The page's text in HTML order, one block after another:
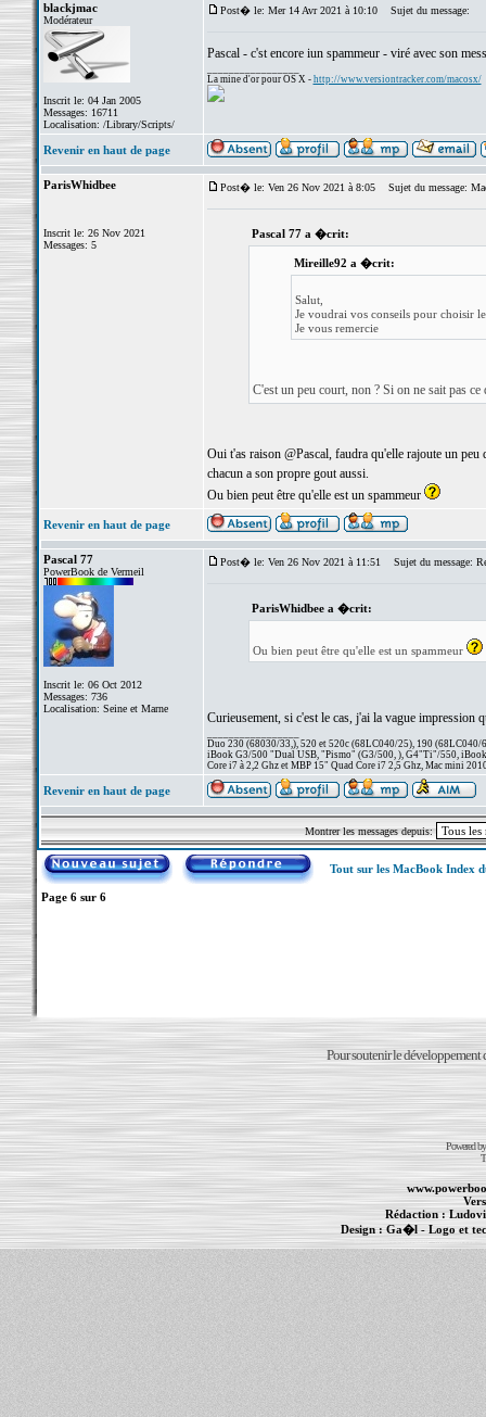
blackjmac
Modérateur
Inscrit le: 04 Jan 2005
Messages: 16711
Localisation: /Library/Scripts/
Post� le: Mer 14 Avr 2021 à 10:10 Sujet du message:
Pascal - c'st encore iun spammeur - viré avec son
La mine d'or pour OS X - http://www.versiontracker.com/macosx/
Revenir en haut de page
ParisWhidbee
Inscrit le: 26 Nov 2021
Messages: 5
Post� le: Ven 26 Nov 2021 à 8:05 Sujet du message:
Pascal 77 a �crit:
Mireille92 a �crit:
Salut,
Je voudrai vos conseils pour choisir
Je vous remercie
C'est un peu court, non ? Si on ne sait pas
Oui t'as raison @Pascal, faudra qu'elle rajoute un
chacun a son propre gout aussi.
Ou bien peut être qu'elle est un spammeur
Revenir en haut de page
Pascal 77
PowerBook de Vermeil
Inscrit le: 06 Oct 2012
Messages: 736
Localisation: Seine et Marne
Post� le: Ven 26 Nov 2021 à 11:51 Sujet du message:
ParisWhidbee a �crit:
Ou bien peut être qu'elle est un spammeur
Curieusement, si c'est le cas, j'ai la vague impression
Duo 230 (68030/33,), 520 et 520c (68LC040/25), 190 (68LC040/
iBook G3/500 "Dual USB, "Pismo" (G3/500, ), G4"Ti"/550,
Core i7 à 2,2 Ghz et MBP 15" Quad Core i7 2,5 Ghz, Mac mini
Revenir en haut de page
Montrer les messages depuis:
Tout sur les MacBook Index
Page 6sur 6
Pour soutenir le développement
Powered
Rédaction :
Design :Ga�l - Logo et
PowerBook-MacBook Pro